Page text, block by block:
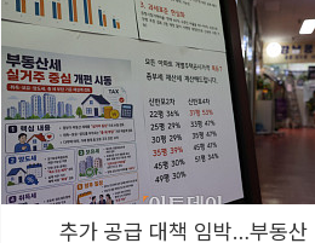
추가 공급 대책 임박…부동산